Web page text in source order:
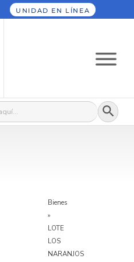
UNIDAD EN LÍNEA
Botón
Bienes
»
LOTE
LOS
NARANJOS